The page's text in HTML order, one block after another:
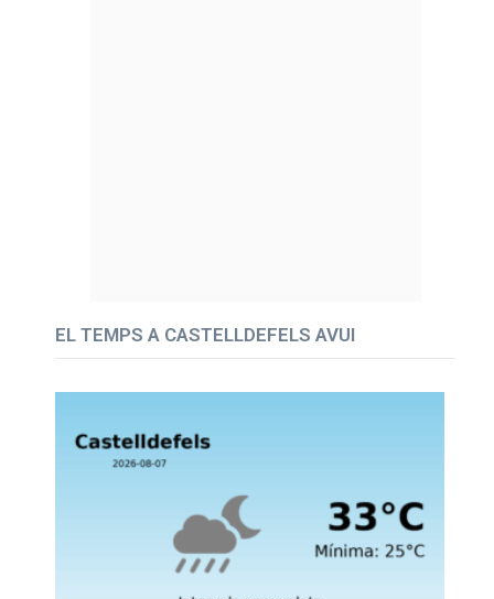
EL TEMPS A CASTELLDEFELS AVUI